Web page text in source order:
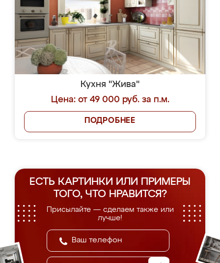
Кухня "Жива"
Цена: от 49 000 руб. за п.м.
ПОДРОБНЕЕ
ЕСТЬ КАРТИНКИ ИЛИ ПРИМЕРЫ
ТОГО, ЧТО НРАВИТСЯ?
Присылайте — сделаем также или
лучше!